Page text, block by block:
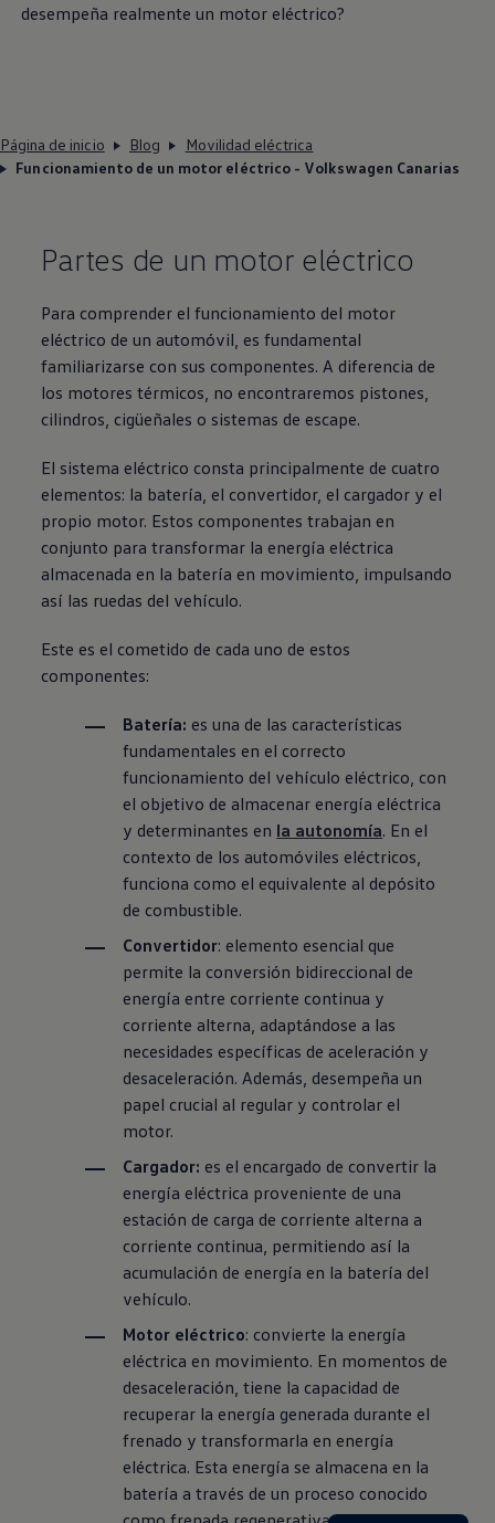
desempeña realmente un motor eléctrico?
Página de inicio Blog
Movilidad eléctrica
Funcionamiento de un motor eléctrico - Volkswagen Canarias
Partes de un motor eléctrico
Para comprender el funcionamiento del motor
eléctrico de un automóvil, es fundamental
familiarizarse con sus componentes. A diferencia de
los motores térmicos, no encontraremos pistones,
cilindros, cigüeñales o sistemas de escape.
El sistema eléctrico consta principalmente de cuatro
elementos: la batería, el convertidor, el cargador y el
propio motor. Estos componentes trabajan en
conjunto para transformar la energía eléctrica
almacenada en la batería en movimiento, impulsando
así las ruedas del vehículo.
Este es el cometido de cada uno de estos
componentes:
Batería: es una de las características
fundamentales en el correcto
funcionamiento del vehículo eléctrico, con
el objetivo de almacenar energía eléctrica
y determinantes en la autonomía. En el
contexto de los automóviles eléctricos,
funciona como el equivalente al depósito
de combustible.
Convertidor: elemento esencial que
permite la conversión bidireccional de
energía entre corriente continua y
corriente alterna, adaptándose a las
necesidades específicas de aceleración y
desaceleración. Además, desempeña un
papel crucial al regular y controlar el
motor.
Cargador: es el encargado de convertir la
energía eléctrica proveniente de una
estación de carga de corriente alterna a
corriente continua, permitiendo así la
acumulación de energía en la batería del
vehículo.
Motor eléctrico: convierte la energía
eléctrica en movimiento. En momentos de
desaceleración, tiene la capacidad de
recuperar la energía generada durante el
frenado y transformarla en energía
eléctrica. Esta energía se almacena en la
batería a través de un proceso conocido